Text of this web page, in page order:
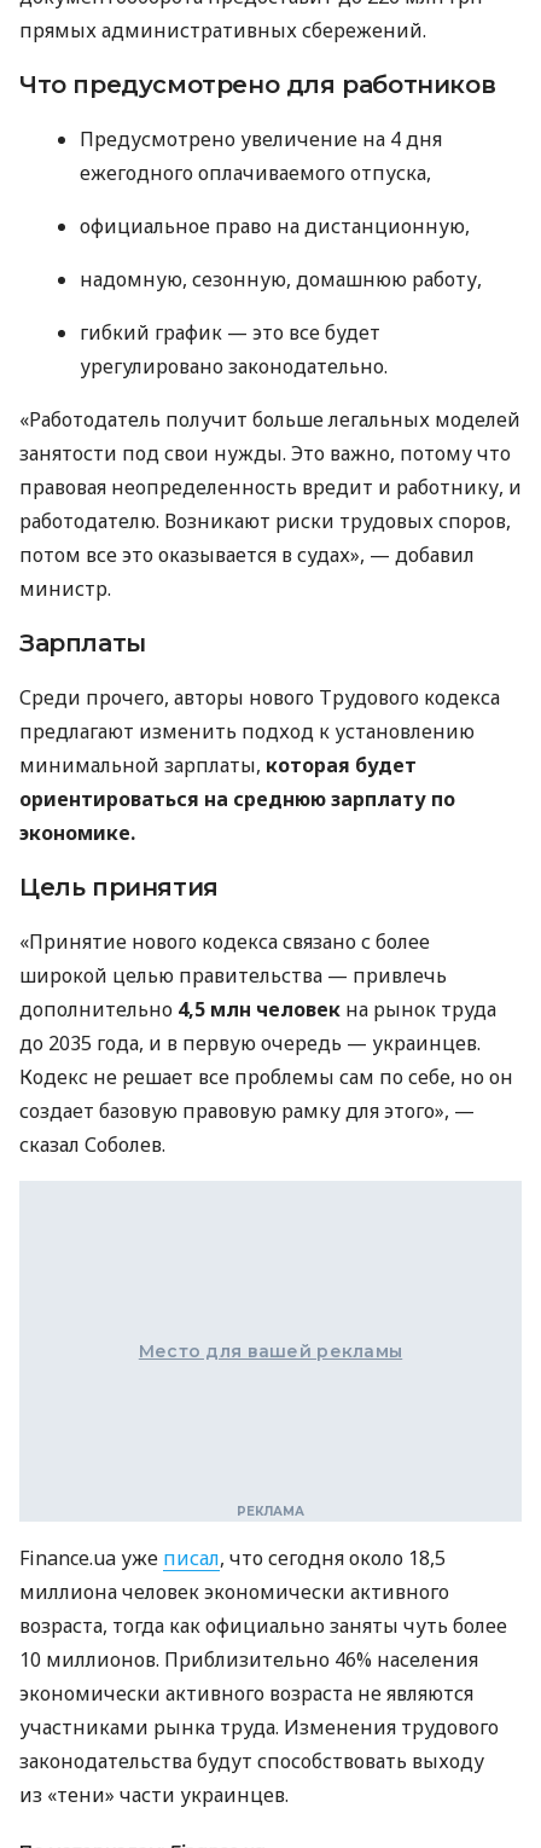
прямых административных сбережений.
Что предусмотрено для работников
Предусмотрено увеличение на 4 дня
ежегодного оплачиваемого отпуска,
официальное право на дистанционную,
надомную, сезонную, домашнюю работу,
гибкий график — это все будет
урегулировано законодательно.
«Работодатель получит больше легальных моделей
занятости под свои нужды. Это важно, потому что
правовая неопределенность вредит и работнику, и
работодателю. Возникают риски трудовых споров,
потом все это оказывается в судах», — добавил
министр.
Зарплаты
Среди прочего, авторы нового Трудового кодекса
предлагают изменить подход к установлению
минимальной зарплаты, которая будет
ориентироваться на среднюю зарплату по
экономике.
Цель принятия
«Принятие нового кодекса связано с более
широкой целью правительства — привлечь
дополнительно 4,5 млн человек на рынок труда
до 2035 года, и в первую очередь — украинцев.
Кодекс не решает все проблемы сам по себе, но он
создает базовую правовую рамку для этого», —
сказал Соболев.
Место для вашей рекламы
Finance.ua уже писал, что сегодня около 18,5
миллиона человек экономически активного
возраста, тогда как официально заняты чуть более
10 миллионов. Приблизительно 46% населения
экономически активного возраста не являются
участниками рынка труда. Изменения трудового
законодательства будут способствовать выходу
из «тени» части украинцев.